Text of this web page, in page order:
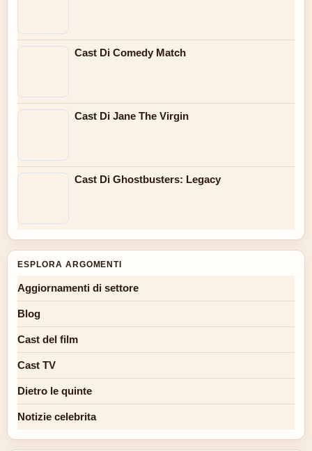
Cast Di Comedy Match
Cast Di Jane The Virgin
Cast Di Ghostbusters: Legacy
ESPLORA ARGOMENTI
Aggiornamenti di settore
Blog
Cast del film
Cast TV
Dietro le quinte
Notizie celebrita